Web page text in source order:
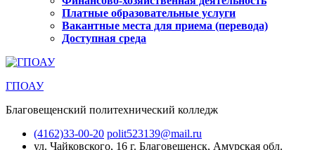
Платные образовательные услуги
Вакантные места для приема (перевода)
Доступная среда
ГПОАУ
Благовещенский политехнический колледж
(4162)33-00-20 polit523139@mail.ru
ул. Чайковского, 16 г. Благовещенск, Амурская обл.